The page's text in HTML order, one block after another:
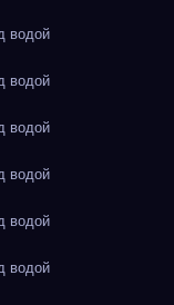
водой
водой
водой
водой
водой
водой